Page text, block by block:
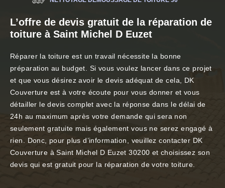
L’offre de devis gratuit de la réparation de
toiture à Saint Michel D Euzet
Réparer la toiture est un travail nécessite la bonne
préparation au budget. Si vous voulez lancer dans ce projet
et que vous désirez avoir le devis adéquat de cela, DK
Couverture est à votre écoute pour vous donner et vous
détailler le devis complet avec la réponse dans le délai de
24h au maximum après votre demande qui sera non
seulement gratuite mais également vous ne serez engagé à
rien. Donc, pour plus d’information, veuillez contacter DK
Couverture à Saint Michel D Euzet 30200 et choisissez son
devis qui est gratuit pour la réparation de votre toiture.